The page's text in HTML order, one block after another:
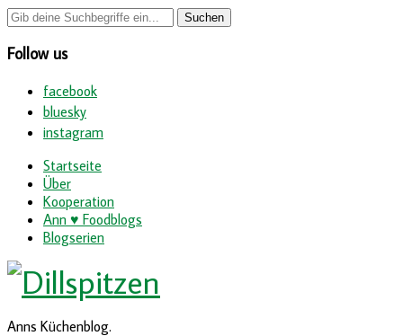
Follow us
facebook
bluesky
instagram
Startseite
Über
Kooperation
Ann ♥ Foodblogs
Blogserien
Anns Küchenblog.